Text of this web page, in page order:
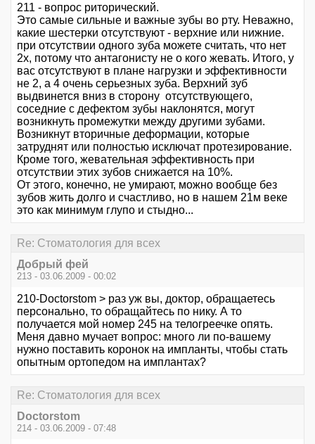
211 - вопрос риторический.
Это самые сильные и важные зубы во рту. Неважно,
какие шестерки отсутствуют - верхние или нижние.
при отсутствии одного зуба можете считать, что нет
2х, потому что антагонисту не о кого жевать. Итого, у
вас отсутствуют в плане нагрузки и эффективности
не 2, а 4 очень серьезных зуба. Верхний зуб
выдвинется вниз в сторону отсутствующего,
соседние с дефектом зубы наклонятся, могут
возникнуть промежутки между другими зубами.
Возникнут вторичные деформации, которые
затруднят или полностью исключат протезирование.
Кроме того, жевательная эффективность при
отсутствии этих зубов снижается на 10%.
От этого, конечно, не умирают, можно вообще без
зубов жить долго и счастливо, но в нашем 21м веке
это как минимум глупо и стыдно...
Re: Стоматология для всех
Добрый фей
213 - 03.06.2009 - 00:02
210-Doctorstom > раз уж вы, доктор, обращаетесь
персонально, то обращайтесь по нику. А то
получается мой номер 245 на телогреечке опять.
Меня давно мучает вопрос: много ли по-вашему
нужно поставить коронок на импланты, чтобы стать
опытным ортопедом на имплантах?
Re: Стоматология для всех
Doctorstom
214 - 03.06.2009 - 07:48